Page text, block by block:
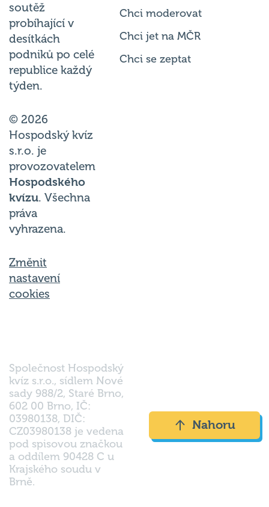
soutěž
probíhající v
desítkách
podniků po celé
republice každý
týden.
© 2026
Hospodský kvíz
s.r.o. je
provozovatelem
Hospodského
kvízu. Všechna
práva
vyhrazena.
Změnit
nastavení
cookies
Chci moderovat
Chci jet na MČR
Chci se zeptat
Společnost Hospodský
kvíz s.r.o., sídlem Nové
sady 988/2, Staré Brno,
602 00 Brno, IČ:
03980138, DIČ:
CZ03980138 je vedena
pod spisovou značkou
a oddílem 90428 C u
Krajského soudu v
Brně.
Nahoru